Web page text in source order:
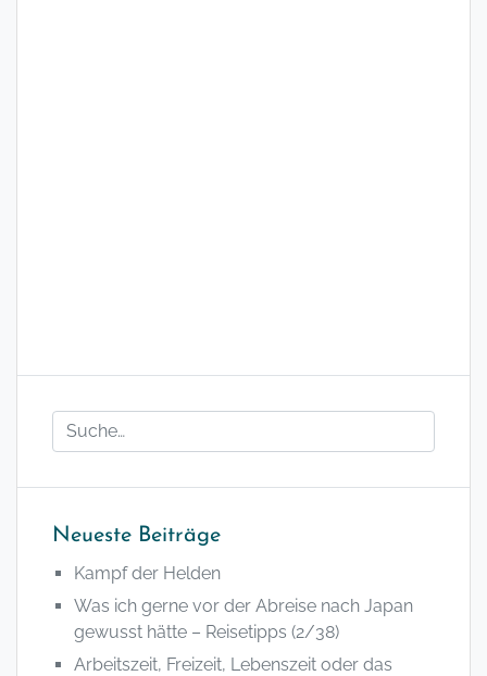
Neueste Beiträge
Kampf der Helden
Was ich gerne vor der Abreise nach Japan
gewusst hätte – Reisetipps (2/38)
Arbeitszeit, Freizeit, Lebenszeit oder das